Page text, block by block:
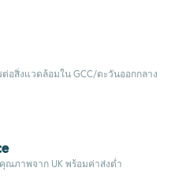
ต่อสิ่งแวดล้อมใน GCC/ตะวันออกกลาง
คุณภาพจาก UK พร้อมค่าส่งต่ำ